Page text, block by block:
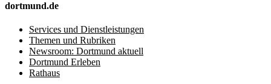
dortmund.de
Services und Dienstleistungen
Themen und Rubriken
Newsroom: Dortmund aktuell
Dortmund Erleben
Rathaus